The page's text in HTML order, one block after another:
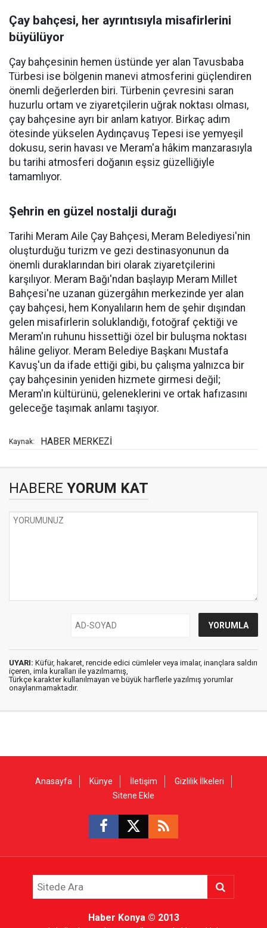
Çay bahçesi, her ayrıntısıyla misafirlerini
büyülüyor
Çay bahçesinin hemen üstünde yer alan Tavusbaba
Türbesi ise bölgenin manevi atmosferini güçlendiren
önemli değerlerden biri. Türbenin çevresini saran
huzurlu ortam ve ziyaretçilerin uğrak noktası olması,
çay bahçesine ayrı bir anlam katıyor. Birkaç adım
ötesinde yükselen Aydınçavuş Tepesi ise yemyeşil
dokusu, serin havası ve Meram'a hâkim manzarasıyla
bu tarihi atmosferi doğanın eşsiz güzelliğiyle
tamamlıyor.
Şehrin en güzel nostalji durağı
Tarihi Meram Aile Çay Bahçesi, Meram Belediyesi'nin
oluşturduğu turizm ve gezi destinasyonunun da
önemli duraklarından biri olarak ziyaretçilerini
karşılıyor. Meram Bağı'ndan başlayıp Meram Millet
Bahçesi'ne uzanan güzergâhın merkezinde yer alan
çay bahçesi, hem Konyalıların hem de şehir dışından
gelen misafirlerin soluklandığı, fotoğraf çektiği ve
Meram'ın ruhunu hissettiği özel bir buluşma noktası
hâline geliyor. Meram Belediye Başkanı Mustafa
Kavuş'un da ifade ettiği gibi, bu çalışma yalnızca bir
çay bahçesinin yeniden hizmete girmesi değil;
Meram'ın kültürünü, geleneklerini ve ortak hafızasını
geleceğe taşımak anlamı taşıyor.
Kaynak: HABER MERKEZİ
HABERE YORUM KAT
UYARI: Küfür, hakaret, rencide edici cümleler veya imalar, inançlara saldırı
içeren, imla kuralları ile yazılmamış,
Türkçe karakter kullanılmayan ve büyük harflerle yazılmış yorumlar
onaylanmamaktadır.
Anasayfa Künye İletişim
Gizlilik İlkeleri
Sitene Ekle
Haber Konya© 2013